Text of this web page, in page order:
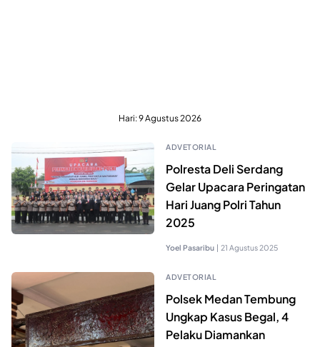
Hari:9 Agustus 2026
ADVETORIAL
Polresta Deli Serdang
Gelar Upacara Peringatan
Hari Juang Polri Tahun
2025
Yoel Pasaribu | 21 Agustus 2025
ADVETORIAL
Polsek Medan Tembung
Ungkap Kasus Begal, 4
Pelaku Diamankan